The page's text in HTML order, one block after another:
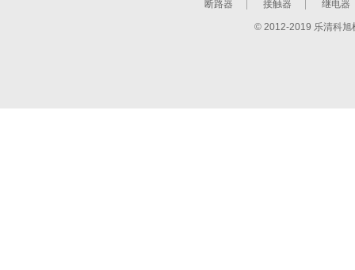
断路器 接触器 继电器
© 2012-2019 乐清科旭